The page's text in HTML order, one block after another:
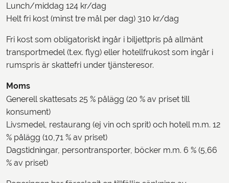
Lunch/middag 124 kr/dag
Helt fri kost (minst tre mål per dag) 310 kr/dag
Fri kost som obligatoriskt ingår i biljettpris på allmänt
transportmedel (t.ex. flyg) eller hotellfrukost som ingår i
rumspris är skattefri under tjänsteresor.
Moms
Generell skattesats 25 % pålägg (20 % av priset till
konsument)
Livsmedel, restaurang (ej vin och sprit) och hotell m.m. 12
% pålägg (10,71 % av priset)
Dagstidningar, persontransporter, böcker m.m. 6 % (5,66
% av priset)